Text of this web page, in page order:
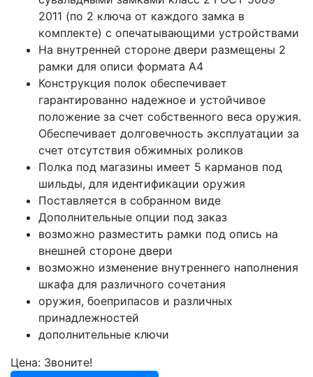
2011 (по 2 ключа от каждого замка в
комплекте) с опечатывающими устройствами
На внутренней стороне двери размещены 2
рамки для описи формата А4
Конструкция полок обеспечивает
гарантированно надежное и устойчивое
положение за счет собственного веса оружия.
Обеспечивает долговечность эксплуатации за
счет отсутствия обжимных роликов
Полка под магазины имеет 5 карманов под
шильды, для идентификации оружия
Поставляется в собранном виде
Дополнительные опции под заказ
возможно разместить рамки под опись на
внешней стороне двери
возможно изменение внутреннего наполнения
шкафа для различного сочетания
оружия, боеприпасов и различных
принадлежностей
дополнительные ключи
Цена: Звоните!